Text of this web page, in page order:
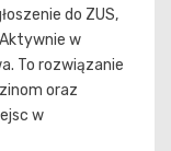
do ZUS,
w
To rozwiązanie
oraz
w